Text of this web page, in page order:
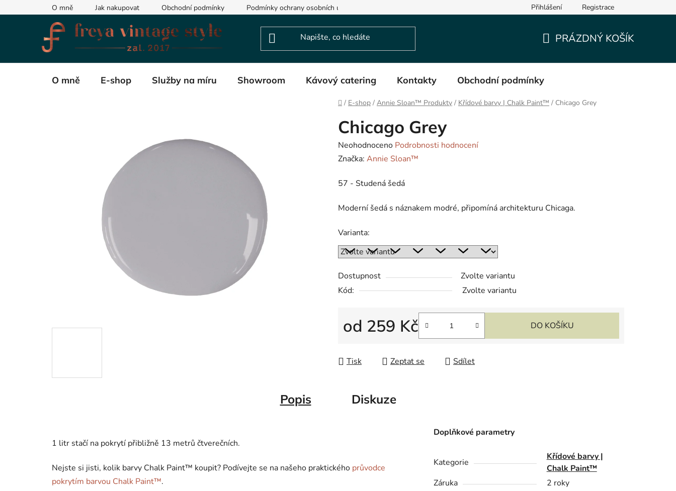
na
O mně Jak nakupovat Obchodní podmínky Podmínky ochrany osobních údajů Přihlášení Registrace
KOŠÍK
PRÁZDNÝ KOŠÍK
O mně E-shop Služby na míru Showroom Kávový catering Kontakty Obchodní podmínky
Domů
/ E-shop / Annie Sloan™ Produkty / Křídové barvy | Chalk Paint™ / Chicago Grey
Chicago Grey
Průměrné
hodnocení
je
z
Neohodnoceno Podrobnosti hodnocení
Značka: Annie Sloan™
57 - Studená šedá
Moderní šedá s náznakem modré, připomíná architekturu Chicaga.
Varianta:
Dostupnost
Zvolte variantu
Kód:
Zvolte variantu
od 259 Kč DO KOŠÍKU
Tisk Zeptat se Sdílet
Popis Diskuze
1 litr stačí na pokrytí přibližně 13 metrů čtverečních.
Nejste si jisti, kolik barvy Chalk Paint™ koupit? Podívejte se na našeho praktického průvodce
pokrytím barvou Chalk Paint™.
Doplňkové parametry
Kategorie
Křídové barvy |
Chalk Paint™
Záruka
2 roky